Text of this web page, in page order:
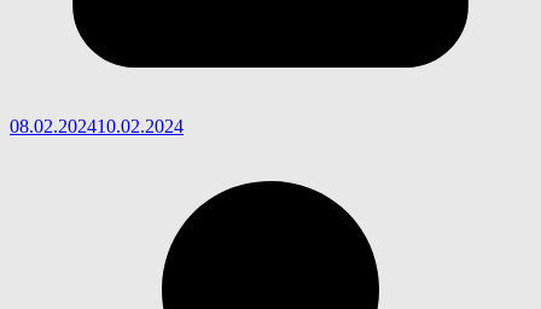
08.02.202410.02.2024